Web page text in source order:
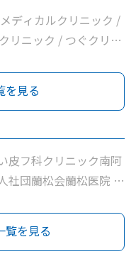
ディカルクリニック /
リニック / つぐクリニ
長沼内科 / 医療法人社
団成宗診療所 / 今関医
療法人社団成東会松
やすだクリニック
を見る
皮フ科クリニック南阿
社団蘭松会蘭松医院 /
覧を見る